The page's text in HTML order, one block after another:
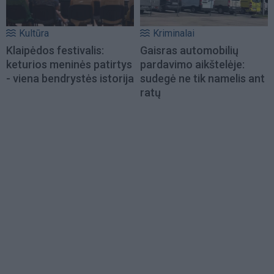
Kultūra
Klaipėdos festivalis:
keturios meninės patirtys
- viena bendrystės istorija
Kriminalai
Gaisras automobilių
pardavimo aikštelėje:
sudegė ne tik namelis ant
ratų